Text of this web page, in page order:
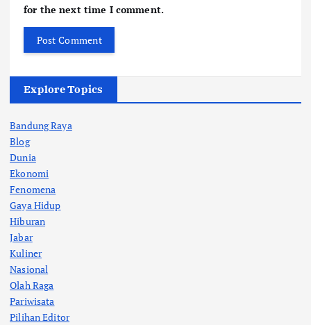
for the next time I comment.
Explore Topics
Bandung Raya
Blog
Dunia
Ekonomi
Fenomena
Gaya Hidup
Hiburan
Jabar
Kuliner
Nasional
Olah Raga
Pariwisata
Pilihan Editor